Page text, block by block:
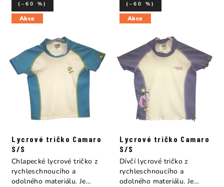
Akce
Lycrové tričko Camaro
S/S
(–60 %)
Chlapecké lycrové tričko z
rychleschnoucího a
odolného materiálu. Je
Akce
Lycrové tričko Camaro
S/S
(–60 %)
Dívčí lycrové tričko z
rychleschnoucího a
odolného materiálu. Je